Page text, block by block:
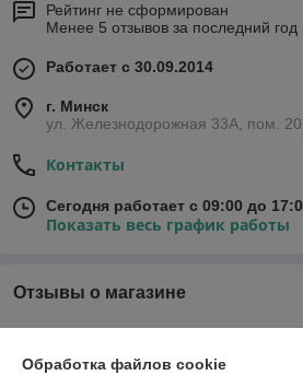
Рейтинг не сформирован
Менее 5 отзывов за последний год
Работает с 30.09.2014
г. Минск
ул. Железнодорожная 33А, пом.
Контакты
Сегодня работает с 09:00 до
Показать весь график работы
Отзывы о магазине
У компании пока нет отзывов,
Обработка файлов cookie